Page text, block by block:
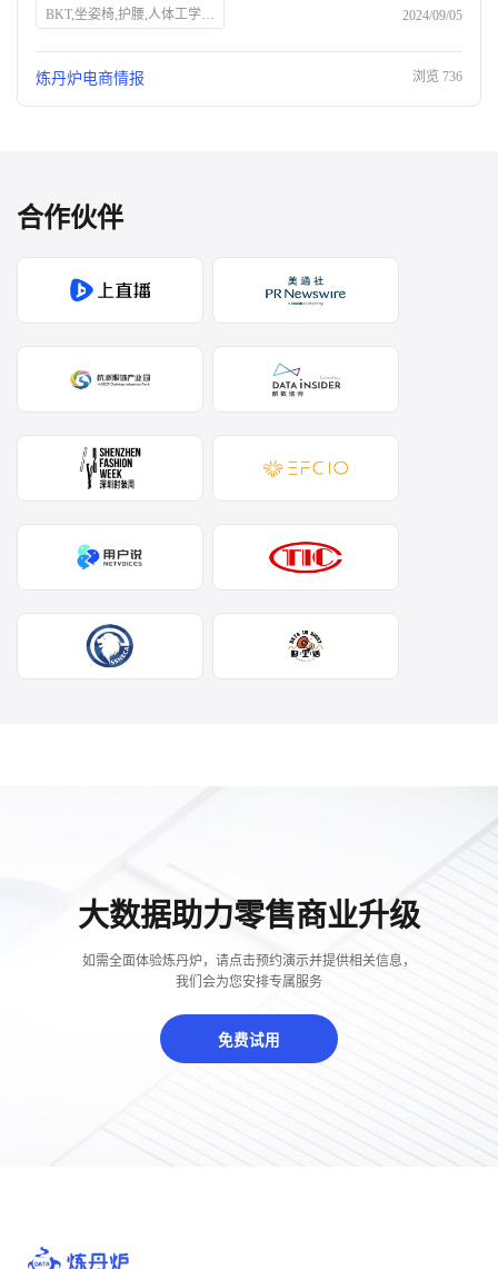
BKT,坐姿椅,护腰,人体工学,抖音,家居家纺,销量,网红,品牌力,电商布局,直播带货,消费者需求 2024/09/05
炼丹炉电商情报 浏览 736
合作伙伴
大数据助力零售商业升级
如需全面体验炼丹炉，请点击预约演示并提供相关信息，
我们会为您安排专属服务
免费试用